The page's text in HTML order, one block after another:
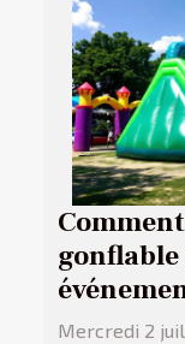
Mercredi 2